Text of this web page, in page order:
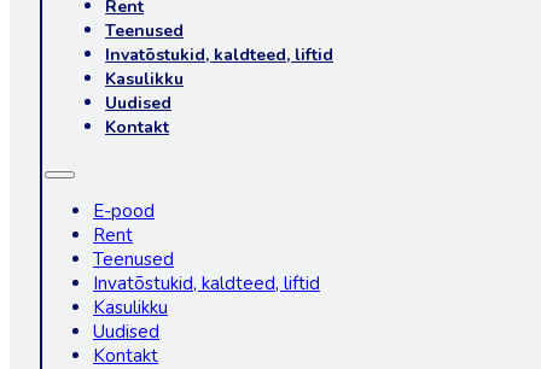
Rent
Teenused
Invatõstukid, kaldteed, liftid
Kasulikku
Uudised
Kontakt
E-pood
Rent
Teenused
Invatõstukid, kaldteed, liftid
Kasulikku
Uudised
Kontakt